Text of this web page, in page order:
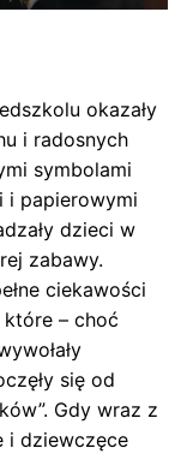
okazały
i radosnych
symbolami
i papierowymi
dzieci w
zabawy.
ciekawości
– choć
się od
Gdy wraz z
i dziewczęce